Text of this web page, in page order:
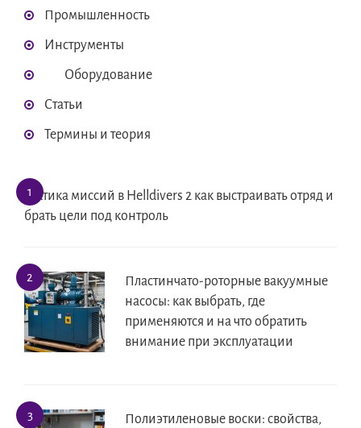
Промышленность
Инструменты
Оборудование
Статьи
Термины и теория
Тактика миссий в Helldivers 2 как выстраивать отряд и
брать цели под контроль
Пластинчато-роторные вакуумные
насосы: как выбрать, где
применяются и на что обратить
внимание при эксплуатации
Полиэтиленовые воски: свойства,